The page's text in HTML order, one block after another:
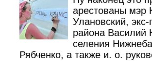
арестованы мэр
Улановский,
района Василий
селения
Рябченко, а также и. о.